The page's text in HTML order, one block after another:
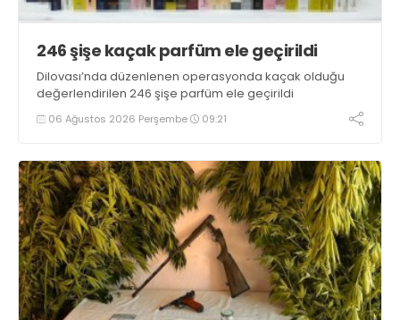
246 şişe kaçak parfüm ele geçirildi
Dilovası’nda düzenlenen operasyonda kaçak olduğu
değerlendirilen 246 şişe parfüm ele geçirildi
06 Ağustos 2026 Perşembe 09:21